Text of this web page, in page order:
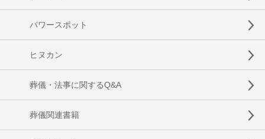
パワースポット
ヒヌカン
葬儀・法事に関するQ&A
葬儀関連書籍